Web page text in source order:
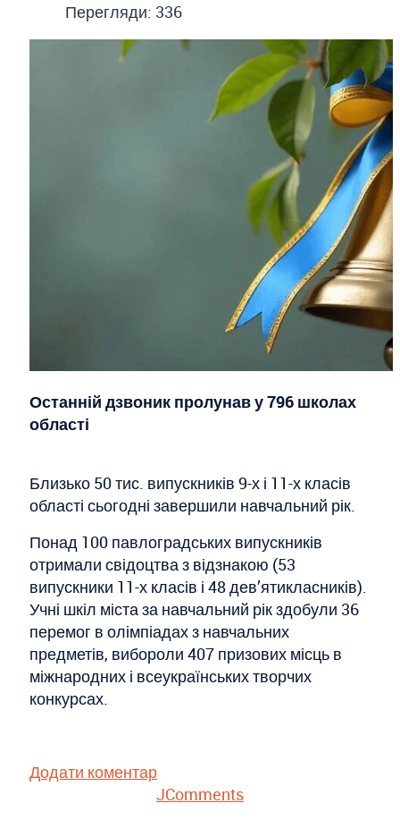
Перегляди: 336
Останній дзвоник пролунав у 796 школах
області
Близько 50 тис. випускників 9-х і 11-х класів
області сьогодні завершили навчальний рік.
Понад 100 павлоградських випускників
отримали свідоцтва з відзнакою (53
випускники 11-х класів і 48 дев’ятикласників).
Учні шкіл міста за навчальний рік здобули 36
перемог в олімпіадах з навчальних
предметів, вибороли 407 призових місць в
міжнародних і всеукраїнських творчих
конкурсах.
Додати коментар
JComments